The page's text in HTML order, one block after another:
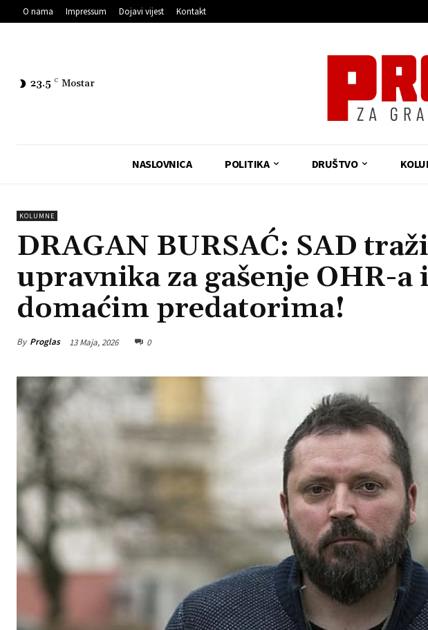
O nama Impressum Dojavi vijest Kontakt
23.5 C Mostar
NASLOVNICA POLITIKA DRUŠTVO
KOLUMNE
DRAGAN BURSAĆ: SAD
upravnika za gašenje OHR-a
domaćim predatorima!
By Proglas 13 Maja, 2026 0